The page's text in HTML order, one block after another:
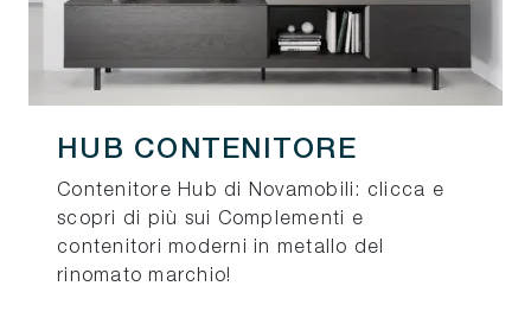
HUB CONTENITORE
Contenitore Hub di Novamobili: clicca e
scopri di più sui Complementi e
contenitori moderni in metallo del
rinomato marchio!